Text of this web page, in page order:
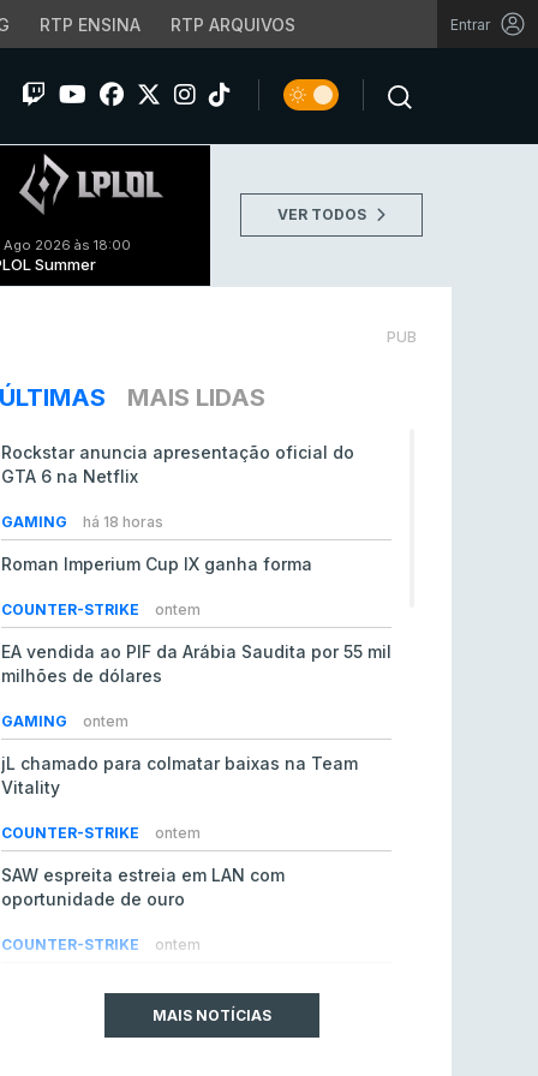
RTP ENSINA RTP ARQUIVOS Entrar
Ago 2026 às 18:00
Summer
VER TODOS
PUB
ÚLTIMAS MAIS LIDAS
Rockstar anuncia apresentação oficial do
GTA 6 na Netflix
GAMING há 18 horas
Roman Imperium Cup IX ganha forma
COUNTER-STRIKE ontem
EA vendida ao PIF da Arábia Saudita por 55 mil
milhões de dólares
GAMING ontem
jL chamado para colmatar baixas na Team
Vitality
COUNTER-STRIKE ontem
SAW espreita estreia em LAN com
oportunidade de ouro
COUNTER-STRIKE ontem
do Counter-Strike 2MAIS NOTÍCIAS